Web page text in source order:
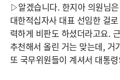
▷알겠습니다. 한지아 의원님
대한적십자사 대표 선임한 걸
력하게 비판도 하셨더라고요.
추천해서 올린 거는 맞는데, 거
또 국무위원들이 계셔서 대통